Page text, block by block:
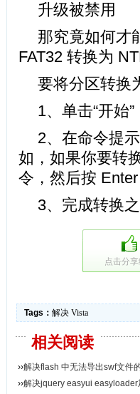
升级被禁用
那究竟如何才
FAT32 转换为
要将分区转换
1、单击“开始
2、在命令提
如，如果你要转
令，然后按
3、完成转换
点击分
Tags： 解决 Vista
相关阅读
››解决flash 中无法导出swf文件
››解决jquery easyui easyloader